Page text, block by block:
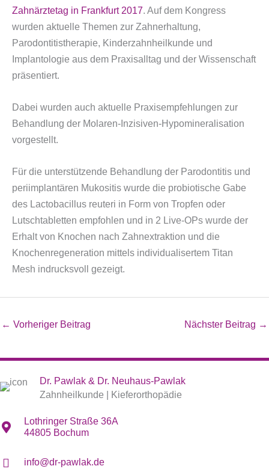
Zahnärztetag in Frankfurt 2017. Auf dem Kongress
wurden aktuelle Themen zur Zahnerhaltung,
Parodontitistherapie, Kinderzahnheilkunde und
Implantologie aus dem Praxisalltag und der Wissenschaft
präsentiert.
Dabei wurden auch aktuelle Praxisempfehlungen zur
Behandlung der Molaren-Inzisiven-Hypomineralisation
vorgestellt.
Für die unterstützende Behandlung der Parodontitis und
periimplantären Mukositis wurde die probiotische Gabe
des Lactobacillus reuteri in Form von Tropfen oder
Lutschtabletten empfohlen und in 2 Live-OPs wurde der
Erhalt von Knochen nach Zahnextraktion und die
Knochenregeneration mittels individualisertem Titan
Mesh indrucksvoll gezeigt.
← Vorheriger Beitrag Nächster Beitrag →
Dr. Pawlak & Dr. Neuhaus-Pawlak
Zahnheilkunde | Kieferorthopädie
Lothringer Straße 36A
44805 Bochum
info@dr-pawlak.de